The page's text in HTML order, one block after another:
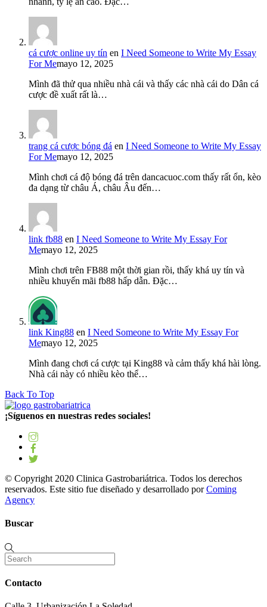
cá cược online uy tín en I Need Someone to Write My Essay
For Memayo 12, 2025
Mình đã thử qua nhiều nhà cái và thấy các nhà cái do Dân cá
cược đề xuất rất là…
trang cá cược bóng đá en I Need Someone to Write My Essay
For Memayo 12, 2025
Mình chơi cá độ bóng đá trên dancacuoc.com thấy rất ổn, kèo
đa dạng từ châu Á, châu Âu đến…
link fb88 en I Need Someone to Write My Essay For
Memayo 12, 2025
Mình chơi trên FB88 một thời gian rồi, thấy khá uy tín và
nhiều khuyến mãi fb88 hấp dẫn. Đặc…
link King88 en I Need Someone to Write My Essay For
Memayo 12, 2025
Mình đang chơi cá cược tại King88 và cảm thấy khá hài lòng.
Nhà cái này có nhiều kèo thể…
Back To Top
¡Síguenos en nuestras redes sociales!
© Copyright 2020 Clinica Gastrobariátrica. Todos los derechos
reservados. Este sitio fue diseñado y desarrollado porComing
Agency
Buscar
Contacto